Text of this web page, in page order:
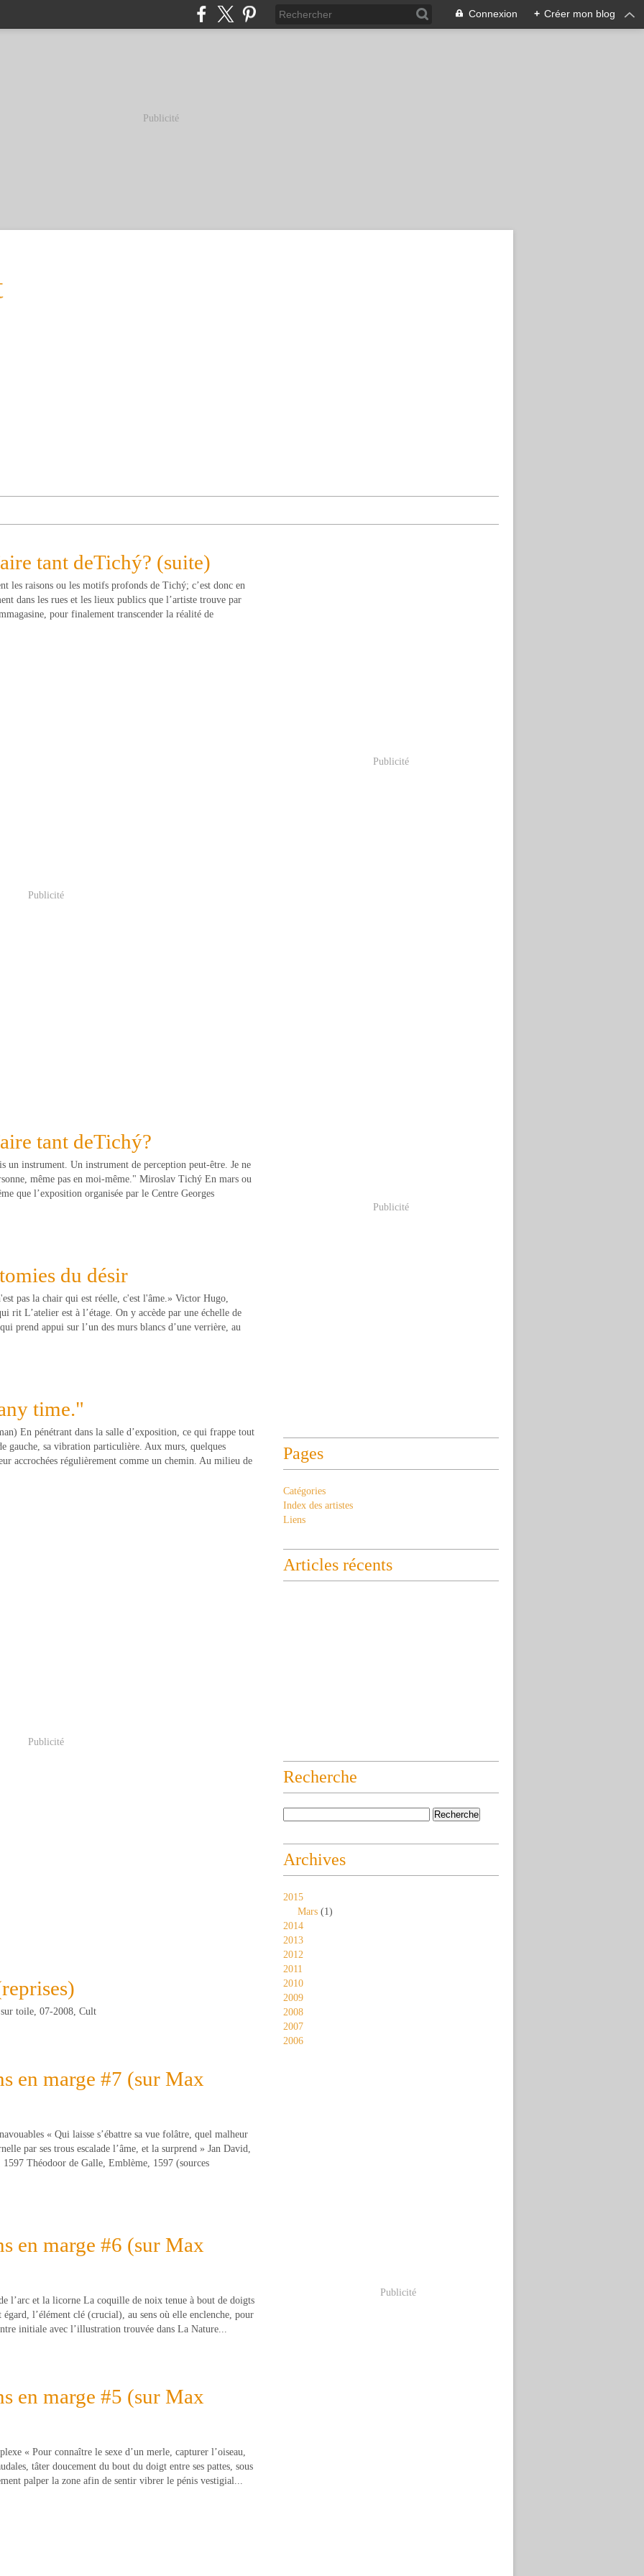
Connexion + Créer mon blog
Publicité
tant deTichý? (suite)
les raisons ou les motifs profonds de Tichý; c’est donc en
dans les rues et les lieux publics que l’artiste trouve par
pour finalement transcender la réalité de
Publicité
tant deTichý?
un instrument. Un instrument de perception peut-être. Je ne
même pas en moi-même." Miroslav Tichý En mars ou
que l’exposition organisée par le Centre Georges
du désir
pas la chair qui est réelle, c'est l'âme.» Victor Hugo,
rit L’atelier est à l’étage. On y accède par une échelle de
prend appui sur l’un des murs blancs d’une verrière, au
time."
En pénétrant dans la salle d’exposition, ce qui frappe tout
gauche, sa vibration particulière. Aux murs, quelques
accrochées régulièrement comme un chemin. Au milieu de
Publicité
toile, 07-2008, Cult
en marge #7 (sur Max
« Qui laisse s’ébattre sa vue folâtre, quel malheur
par ses trous escalade l’âme, et la surprend » Jan David,
Théodoor de Galle, Emblème, 1597 (sources
en marge #6 (sur Max
l’arc et la licorne La coquille de noix tenue à bout de doigts
égard, l’élément clé (crucial), au sens où elle enclenche, pour
initiale avec l’illustration trouvée dans La Nature...
en marge #5 (sur Max
« Pour connaître le sexe d’un merle, capturer l’oiseau,
tâter doucement du bout du doigt entre ses pattes, sous
palper la zone afin de sentir vibrer le pénis vestigial...
Publicité
Publicité
Pages
Catégories
Index des artistes
Liens
Articles récents
Recherche
Archives
2015
Mars (1)
2014
2013
2012
2011
2010
2009
2008
2007
2006
Publicité